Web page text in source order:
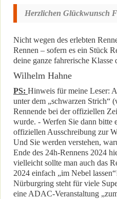
Herzlichen Glückwunsch
Nicht wegen des erlebten
Rennen – sofern es ein Stück
deine ganze fahrerische Klasse
Wilhelm Hahne
PS: Hinweis für meine Leser:
unter dem „schwarzen Strich“
Rennende bei der offiziellen
wurde. - Werfen Sie dann bitte
offiziellen Ausschreibung zur
Und Sie werden verstehen,
Ende des 24h-Rennens 2024
vielleicht sollte man auch das
2024 einfach „im Nebel
Nürburgring steht für viele
eine ADAC-Veranstaltung